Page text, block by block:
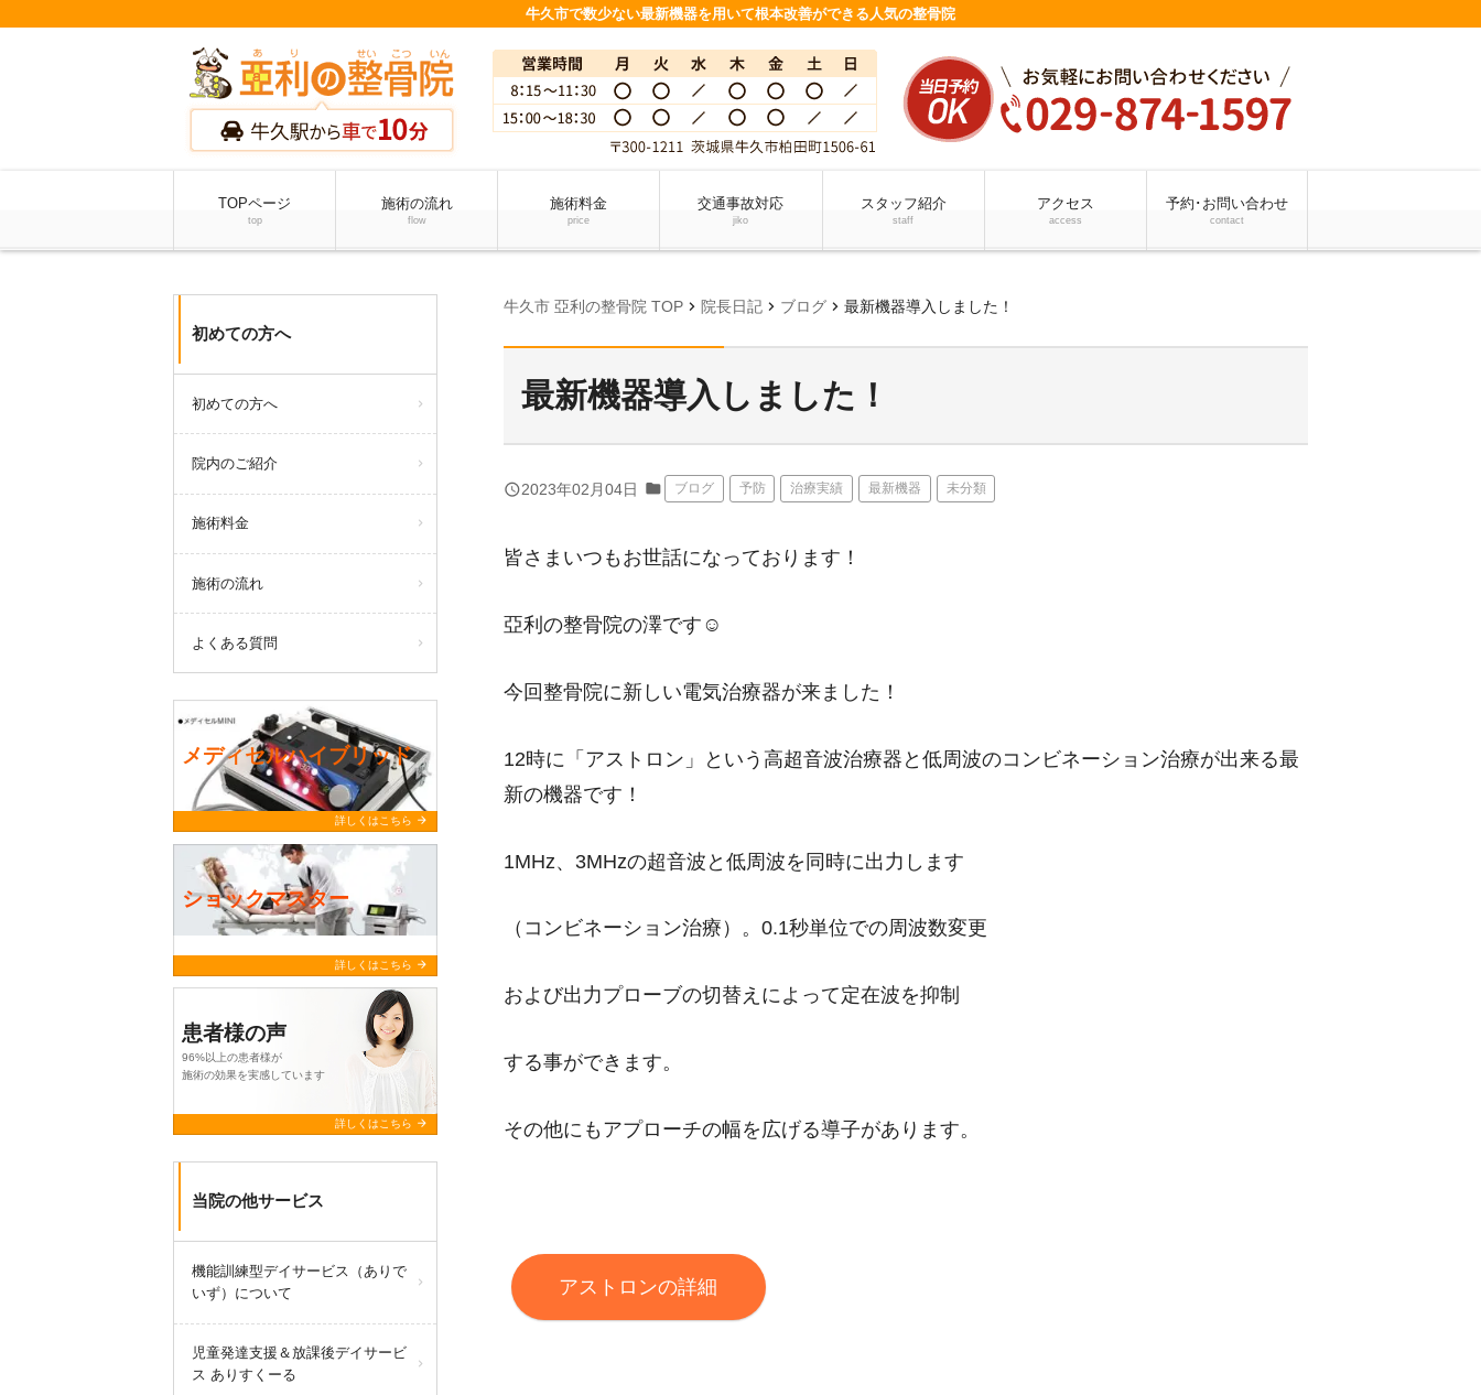
牛久市で数少ない最新機器を用いて根本改善ができる人気の整骨院
TOPページ
top
施術の流れ
flow
施術料金
price
交通事故対応
jiko
スタッフ紹介
staff
アクセス
access
予約･お問い合わせ
contact
牛久市 亞利の整骨院 TOP chevron_right 院長日記 chevron_right ブログ chevron_right 最新機器導入しました！
最新機器導入しました！
query_builder2023年02月04日 folder ブログ 予防 治療実績 最新機器 未分類
皆さまいつもお世話になっております！
亞利の整骨院の澤です☺︎
今回整骨院に新しい電気治療器が来ました！
12時に「アストロン」という高超音波治療器と低周波のコンビネーション治療が出来る最
新の機器です！
1MHz、3MHzの超音波と低周波を同時に出力します
（コンビネーション治療）。0.1秒単位での周波数変更
および出力プローブの切替えによって定在波を抑制
する事ができます。
その他にもアプローチの幅を広げる導子があります。
アストロンの詳細
初めての方へ
初めての方へ
院内のご紹介
施術料金
施術の流れ
よくある質問
メディセルハイブリッド
詳しくはこちら arrow_forward
ショックマスター
詳しくはこちら arrow_forward
患者様の声
96%以上の患者様が
施術の効果を実感しています
詳しくはこちら arrow_forward
当院の他サービス
機能訓練型デイサービス（ありで
いず）について
児童発達支援＆放課後デイサービ
ス ありすくーる